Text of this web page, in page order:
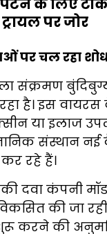
के लिए
पर जोर
पर चल रहा
संक्रमण
है। इस
या इलाज
संस्थान
रहे हैं।
दवा कंपनी
की जा
करने की